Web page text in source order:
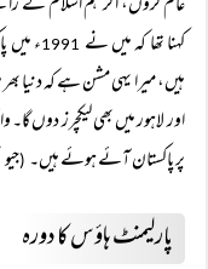
کہنا تھا کہ میں نے
ء میں
ہیں، میرا یہی مشن ہے کہ دنیا
اور لاہور میں بھی لیکچرز دوں گا۔
پر پاکستان آئے ہوئے ہیں۔ (جیو
پارلیمنٹ ہاؤس کا دورہ